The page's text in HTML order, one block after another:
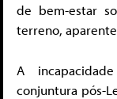
de bem-estar
terreno,
A
conjuntura pós-